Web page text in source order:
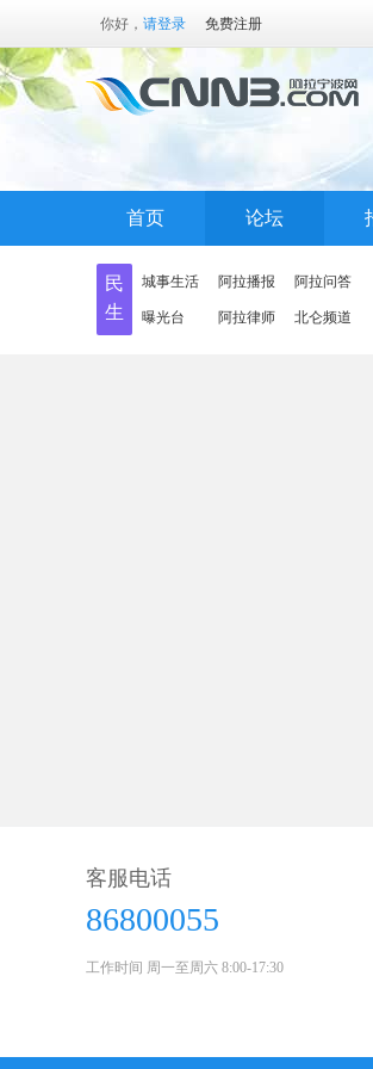
你好， 请登录 免费注册
首页 论坛
民
生
城事生活 阿拉播报 阿拉问答
曝光台 阿拉律师 北仑频道
客服电话
86800055
工作时间 周一至周六 8:00-17:30